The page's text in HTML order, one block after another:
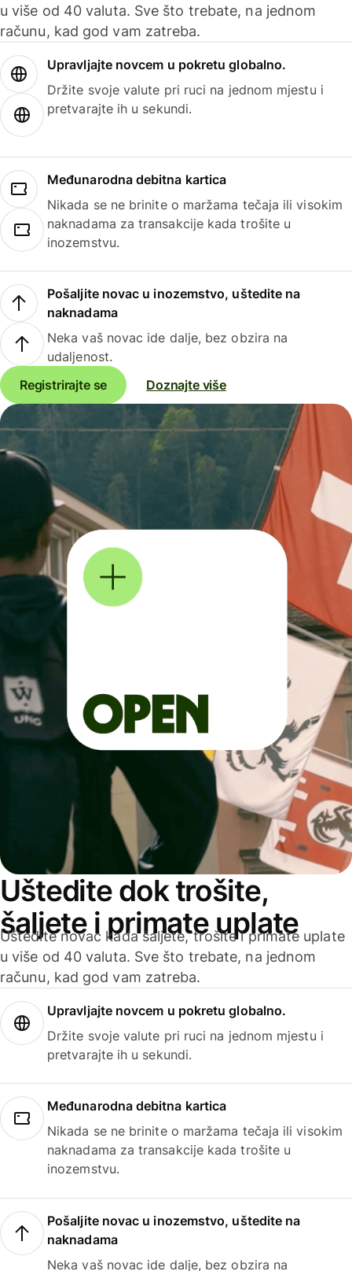
u više od 40 valuta. Sve što trebate, na jednom
računu, kad god vam zatreba.
Upravljajte novcem u pokretu globalno.
Držite svoje valute pri ruci na jednom mjestu i
pretvarajte ih u sekundi.
Međunarodna debitna kartica
Nikada se ne brinite o maržama tečaja ili visokim
naknadama za transakcije kada trošite u
inozemstvu.
Pošaljite novac u inozemstvo, uštedite na
naknadama
Neka vaš novac ide dalje, bez obzira na
udaljenost.
Registrirajte se
Doznajte više
Uštedite dok trošite,
šaljete i primate uplate
Uštedite novac kada šaljete, trošite i primate uplate
u više od 40 valuta. Sve što trebate, na jednom
računu, kad god vam zatreba.
Upravljajte novcem u pokretu globalno.
Držite svoje valute pri ruci na jednom mjestu i
pretvarajte ih u sekundi.
Međunarodna debitna kartica
Nikada se ne brinite o maržama tečaja ili visokim
naknadama za transakcije kada trošite u
inozemstvu.
Pošaljite novac u inozemstvo, uštedite na
naknadama
Neka vaš novac ide dalje, bez obzira na